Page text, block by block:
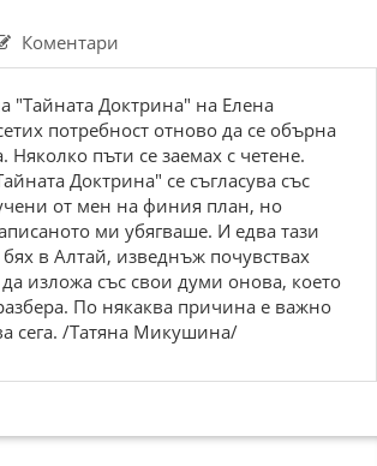
Коментари
"Тайната Доктрина" на Елена
потребност отново да се обърна
Няколко пъти се заемах с четене.
Доктрина" се съгласува със
от мен на финия план, но
ми убягваше. И едва тази
бях в Алтай, изведнъж почувствах
изложа със свои думи онова, което
По някаква причина е важно
сега. /Татяна Микушина/